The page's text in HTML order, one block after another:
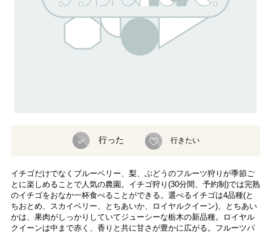
行った 行きたい
イチゴだけでなくブルーベリー、梨、ぶどうのフルーツ狩りが季節ご
とに楽しめることで人気の農園。イチゴ狩り(30分間、予約制)では完熟
のイチゴをおなか一杯食べることができる。選べるイチゴは4品種(と
ちおとめ、スカイベリー、とちあいか、ロイヤルクイーン)、とちあい
かは、果肉がしっかりしていてジューシーな栃木の新品種。ロイヤル
クイーンは中まで赤く、香りと共に甘さが豊かに広がる。フルーツパ